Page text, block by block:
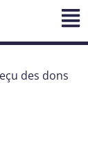
des dons